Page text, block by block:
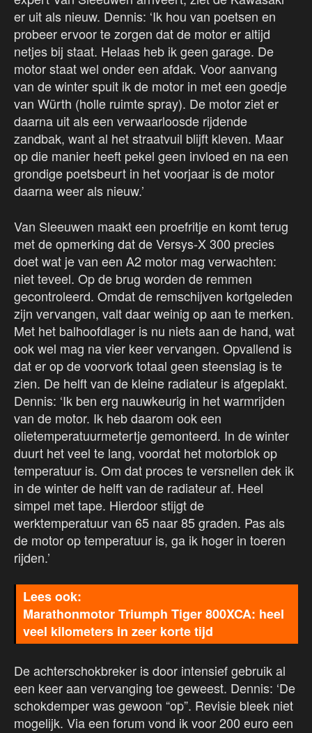
er uit als nieuw. Dennis: ‘Ik hou van poetsen en
probeer ervoor te zorgen dat de motor er altijd
netjes bij staat. Helaas heb ik geen garage. De
motor staat wel onder een afdak. Voor aanvang
van de winter spuit ik de motor in met een goedje
van Würth (holle ruimte spray). De motor ziet er
daarna uit als een verwaarloosde rijdende
zandbak, want al het straatvuil blijft kleven. Maar
op die manier heeft pekel geen invloed en na een
grondige poetsbeurt in het voorjaar is de motor
daarna weer als nieuw.’
Van Sleeuwen maakt een proefritje en komt terug
met de opmerking dat de Versys-X 300 precies
doet wat je van een A2 motor mag verwachten:
niet teveel. Op de brug worden de remmen
gecontroleerd. Omdat de remschijven kortgeleden
zijn vervangen, valt daar weinig op aan te merken.
Met het balhoofdlager is nu niets aan de hand, wat
ook wel mag na vier keer vervangen. Opvallend is
dat er op de voorvork totaal geen steenslag is te
zien. De helft van de kleine radiateur is afgeplakt.
Dennis: ‘Ik ben erg nauwkeurig in het warmrijden
van de motor. Ik heb daarom ook een
olietemperatuurmetertje gemonteerd. In de winter
duurt het veel te lang, voordat het motorblok op
temperatuur is. Om dat proces te versnellen dek ik
in de winter de helft van de radiateur af. Heel
simpel met tape. Hierdoor stijgt de
werktemperatuur van 65 naar 85 graden. Pas als
de motor op temperatuur is, ga ik hoger in toeren
rijden.’
Marathonmotor Triumph Tiger 800XCA: heel
veel kilometers in zeer korte tijd
De achterschokbreker is door intensief gebruik al
een keer aan vervanging toe geweest. Dennis: ‘De
schokdemper was gewoon “op”. Revisie bleek niet
mogelijk. Via een forum vond ik voor 200 euro een